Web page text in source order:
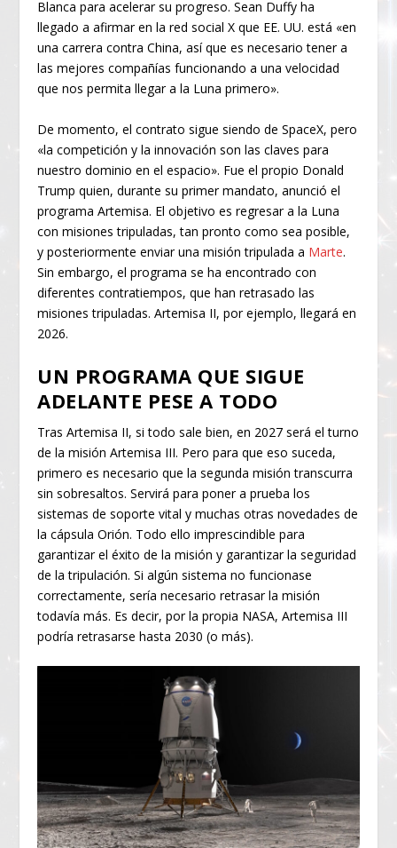
Blanca para acelerar su progreso. Sean Duffy ha
llegado a afirmar en la red social X que EE. UU. está «en
una carrera contra China, así que es necesario tener a
las mejores compañías funcionando a una velocidad
que nos permita llegar a la Luna primero».
De momento, el contrato sigue siendo de SpaceX, pero
«la competición y la innovación son las claves para
nuestro dominio en el espacio». Fue el propio Donald
Trump quien, durante su primer mandato, anunció el
programa Artemisa. El objetivo es regresar a la Luna
con misiones tripuladas, tan pronto como sea posible,
y posteriormente enviar una misión tripulada a Marte.
Sin embargo, el programa se ha encontrado con
diferentes contratiempos, que han retrasado las
misiones tripuladas. Artemisa II, por ejemplo, llegará en
2026.
UN PROGRAMA QUE SIGUE
ADELANTE PESE A TODO
Tras Artemisa II, si todo sale bien, en 2027 será el turno
de la misión Artemisa III. Pero para que eso suceda,
primero es necesario que la segunda misión transcurra
sin sobresaltos. Servirá para poner a prueba los
sistemas de soporte vital y muchas otras novedades de
la cápsula Orión. Todo ello imprescindible para
garantizar el éxito de la misión y garantizar la seguridad
de la tripulación. Si algún sistema no funcionase
correctamente, sería necesario retrasar la misión
todavía más. Es decir, por la propia NASA, Artemisa III
podría retrasarse hasta 2030 (o más).